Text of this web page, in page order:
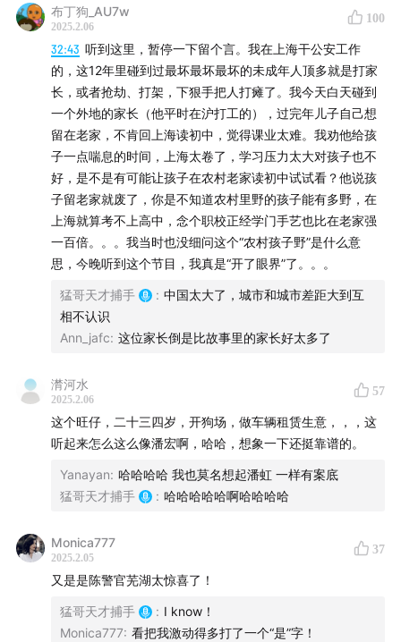
待尺度堪比缅北，但没有一个孩子敢报警。
陈警官把这些一边犯罪、一边受害的孩子“抓捕”到审讯室
里，顺藤摸瓜找到了局势变化的根本原因——他们都听命
于同一个幕后大哥，名叫旺仔。
刚要查旺仔的案底，陈警官就收到了外地派出所所长的提
醒，“别轻易招惹他！”
旺仔到底是什么来路？靠什么“本事”在爆破手圈子里一手
遮天？这次他也能无罪逃脱吗？
这期节目是爆破手系列的阶段性完结篇，也是最紧跟实况
的一期。在节目结尾，我问陈文章能否预测他们今后会向
什么模式发展，他没有任何犹豫地说，变化一定会有，但
时间轴：
【猛料11】警队里的赏金猎人：最厚的那本卷宗留给我｜
刑警陈文章05
陆
给尸体拍一张证件照，让她再看看嫌疑人的脸｜刑警陈文
章06
柒
村里煞气最重的人，造了一支邪门的枪｜刑警陈文章07
另外付费单集，多支持：
【猛料07】回忆“腰子杀手”，老刑警最怕遇到以形补形 |
嘉宾：陈文章
杂谈：
看见风水先生种树要小心，下面可能有人｜刑警陈文章杂
三叔年轻时的故事：公众号《血色海洛因》
布丁狗_AU7w
2025.2.06
100
32:43 听到这里，暂停一下留个言。我在上海干公安工作
的，这12年里碰到过最坏最坏最坏的未成年人顶多就是打家
长，或者抢劫、打架，下狠手把人打瘫了。我今天白天碰到
一个外地的家长（他平时在沪打工的），过完年儿子自己想
留在老家，不肯回上海读初中，觉得课业太难。我劝他给孩
子一点喘息的时间，上海太卷了，学习压力太大对孩子也不
好，是不是有可能让孩子在农村老家读初中试试看？他说孩
子留老家就废了，你是不知道农村里野的孩子能有多野，在
上海就算考不上高中，念个职校正经学门手艺也比在老家强
一百倍。。。我当时也没细问这个“农村孩子野”是什么意
思，今晚听到这个节目，我真是“开了眼界”了。。。
猛哥天才捕手 : 中国太大了，城市和城市差距大到互
相不认识
Ann_jafc: 这位家长倒是比故事里的家长好太多了
潸河水
2025.2.06
57
这个旺仔，二十三四岁，开狗场，做车辆租赁生意，，，这
听起来怎么这么像潘宏啊，哈哈，想象一下还挺靠谱的。
Yanayan: 哈哈哈哈 我也莫名想起潘虹 一样有案底
猛哥天才捕手
: 哈哈哈哈哈啊哈哈哈哈
Monica777
2025.2.05
37
又是是陈警官芜湖太惊喜了！
猛哥天才捕手 : I know！
Monica777: 看把我激动得多打了一个“是”字！